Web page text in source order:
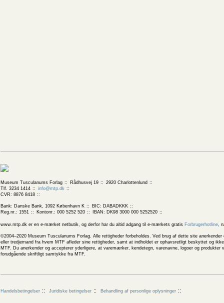
Museum Tusculanums Forlag Rådhusvej 19
2920 Charlottenlund
Tlf. 3234 1414
info@mtp.dk
CVR: 8876 8418
Bank: Danske Bank, 1092 København K
BIC: DABADKKK
Reg.nr.: 1551
Kontonr.: 000 5252 520 IBAN: DK98 3000 000 5252520
www.mtp.dk er en e-mærket netbutik, og derfor har du altid adgang til e-mærkets gratis Forbrugerhotline,
©2004–2020 Museum Tusculanums Forlag. Alle rettigheder forbeholdes. Ved brug af dette site
eller tredjemand fra hvem MTF afleder sine rettigheder, samt at indholdet er ophavsretligt beskyttet og
MTF. Du anerkender og accepterer yderligere, at varemærker, kendetegn, varenavne, logoer og
forudgående skriftligt samtykke fra MTF.
Handelsbetingelser Juridiske betingelser Behandling af personlige oplysninger